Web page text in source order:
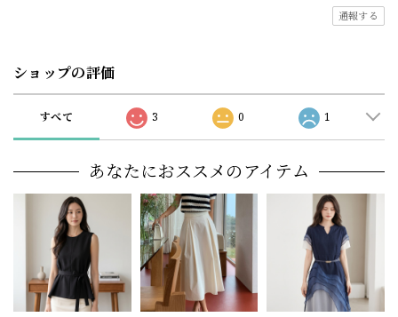
通報する
ショップの評価
すべて 3 0 1
あなたにおススメのアイテム